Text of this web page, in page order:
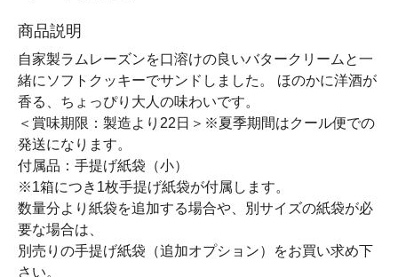
商品説明
自家製ラムレーズンを口溶けの良いバタークリームと一
緒にソフトクッキーでサンドしました。 ほのかに洋酒が
香る、ちょっぴり大人の味わいです。
＜賞味期限：製造より22日＞※夏季期間はクール便での
発送になります。
付属品：手提げ紙袋（小）
※1箱につき1枚手提げ紙袋が付属します。
数量分より紙袋を追加する場合や、別サイズの紙袋が必
要な場合は、
別売りの手提げ紙袋（追加オプション）をお買い求め下
さい。